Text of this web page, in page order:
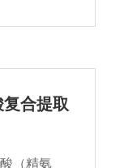
料＋草颗
率显著高于
切 力显著
但与精料
合提取
（精氨